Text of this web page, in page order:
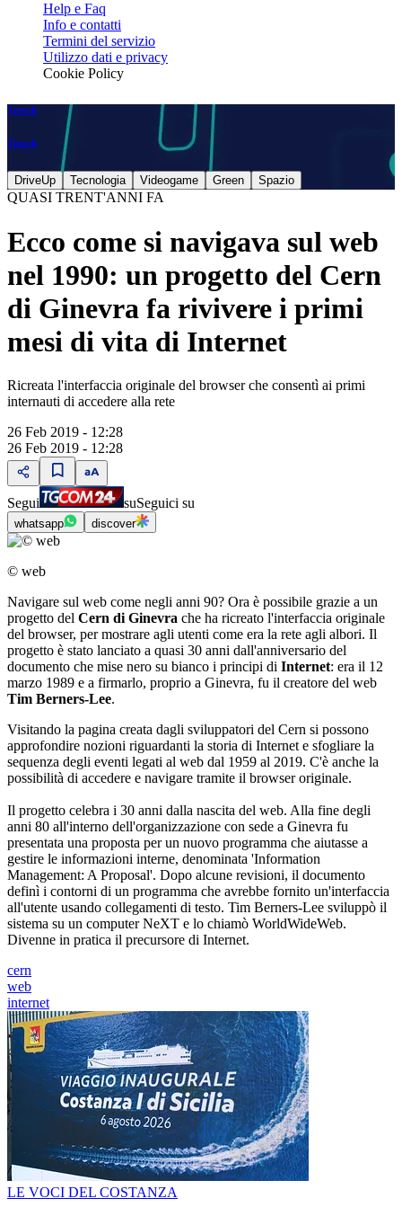
Help e Faq
Info e contatti
Termini del servizio
Utilizzo dati e privacy
Cookie Policy
Tgtech
Tgtech
DriveUp Tecnologia Videogame Green Spazio
QUASI TRENT'ANNI FA
Ecco come si navigava sul web
nel 1990: un progetto del Cern
di Ginevra fa rivivere i primi
mesi di vita di Internet
Ricreata l'interfaccia originale del browser che consentì ai primi
internauti di accedere alla rete
26 Feb 2019 - 12:28
26 Feb 2019 - 12:28
Segui suSeguici su
whatsapp discover
© web
Navigare sul web come negli anni 90? Ora è possibile grazie a un
progetto del Cern di Ginevra che ha ricreato l'interfaccia originale
del browser, per mostrare agli utenti come era la rete agli albori. Il
progetto è stato lanciato a quasi 30 anni dall'anniversario del
documento che mise nero su bianco i principi di Internet: era il 12
marzo 1989 e a firmarlo, proprio a Ginevra, fu il creatore del web
Tim Berners-Lee.
Visitando la pagina creata dagli sviluppatori del Cern si possono
approfondire nozioni riguardanti la storia di Internet e sfogliare la
sequenza degli eventi legati al web dal 1959 al 2019. C'è anche la
possibilità di accedere e navigare tramite il browser originale.
Il progetto celebra i 30 anni dalla nascita del web. Alla fine degli
anni 80 all'interno dell'organizzazione con sede a Ginevra fu
presentata una proposta per un nuovo programma che aiutasse a
gestire le informazioni interne, denominata 'Information
Management: A Proposal'. Dopo alcune revisioni, il documento
definì i contorni di un programma che avrebbe fornito un'interfaccia
all'utente usando collegamenti di testo. Tim Berners-Lee sviluppò il
sistema su un computer NeXT e lo chiamò WorldWideWeb.
Divenne in pratica il precursore di Internet.
cern
web
internet
LE VOCI DEL COSTANZA